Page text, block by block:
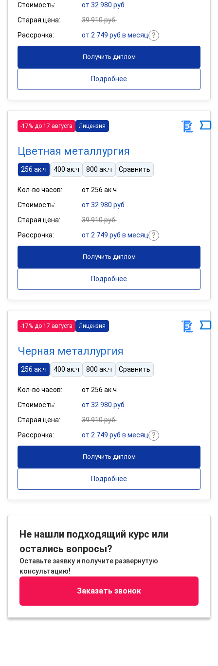
Стоимость:
от 32 980 руб.
Старая цена:
39 910 руб.
Рассрочка:
от 2 749 руб в месяц
Получить диплом
Подробнее
-17% до 17 августа Лицензия
Цветная металлургия
256 ак.ч 400 ак.ч 800 ак.ч Сравнить
Кол-во часов:
от 256 ак.ч
Стоимость:
от 32 980 руб.
Старая цена:
39 910 руб.
Рассрочка:
от 2 749 руб в месяц
Получить диплом
Подробнее
-17% до 17 августа Лицензия
Черная металлургия
256 ак.ч 400 ак.ч 800 ак.ч Сравнить
Кол-во часов:
от 256 ак.ч
Стоимость:
от 32 980 руб.
Старая цена:
39 910 руб.
Рассрочка:
от 2 749 руб в месяц
Получить диплом
Подробнее
Не нашли подходящий курс или
остались вопросы?
Оставьте заявку и получите развернутую
консультацию!
Заказать звонок